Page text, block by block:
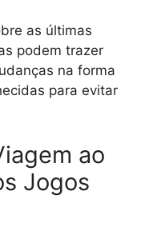
as últimas
podem trazer
na forma
para evitar
ao
Jogos